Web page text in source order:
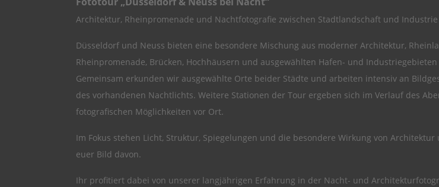
Architektur, Rheinpromenade und Nachtfotografie zwischen Stadtlandschaft und Industrie
Düsseldorf und Neuss bieten eine besondere Mischung aus moderner Architektur,
Rheinpromenade, Brücken, Hochhäusern und ausgewählten Hafen- und
Gemeinsam erkunden wir ausgewählte Orte beider Städte und arbeiten intensiv an
des vorhandenen Nachtlichts. Weitere Stationen der Tour ergeben sich im Verlauf des
fotografischen Möglichkeiten vor Ort.
Im Fokus stehen Licht, Struktur, Spiegelungen und die besondere Wirkung von
euer Bild davon.
Ihr profitiert dabei von unserer langjährigen Erfahrung in der Nacht- und